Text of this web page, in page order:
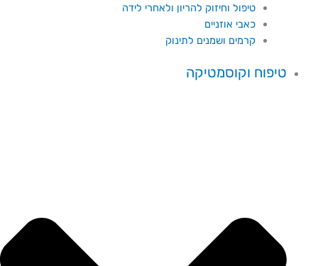
טיפול וחיזוק להריון ולאחרי לידה
כאבי אוזניים
קרמים ושמנים לתינוק
טיפוח וקוסמטיקה